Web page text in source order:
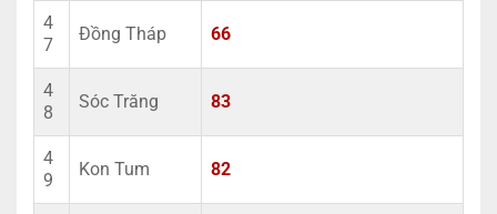
4
7
Đồng Tháp 66
4
8
Sóc Trăng 83
4
9
Kon Tum 82